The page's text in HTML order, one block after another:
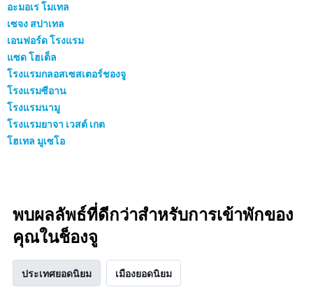
อะมอเร โมเทล
เซจง สปาเทล
เอนฟอร์ด โรงแรม
แซด โฮเต็ล
โรงแรมกลอสเซสเตอร์ชองจู
โรงแรมซีอาน
โรงแรมนามู
โรงแรมยาจา เวสต์ เกต
โฮเทล มูเซโอ
พบผลลัพธ์ที่ดีกว่าสำหรับการเข้าพักของ
คุณในช็องจู
ประเทศยอดนิยม เมืองยอดนิยม